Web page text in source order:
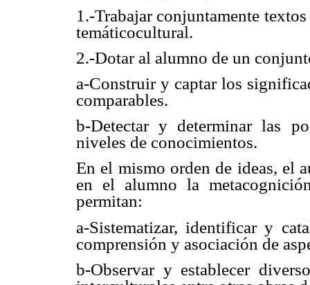
1.-Trabajar conjuntamente
temáticocultural.
2.-Dotar al alumno de un
a-Construir y captar los
comparables.
b-Detectar y determinar las
niveles de conocimientos.
En el mismo orden de ideas, el
en el alumno la
permitan:
a-Sistematizar, identificar y
comprensión y asociación de
b-Observar y establecer